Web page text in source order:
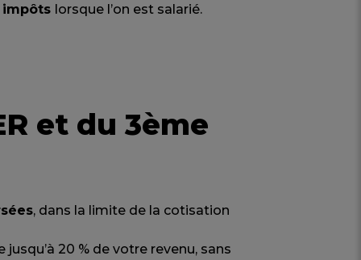
impôts lorsque l’on est salarié.
et du 3ème
, dans la limite de la cotisation
20 % de votre revenu, sans